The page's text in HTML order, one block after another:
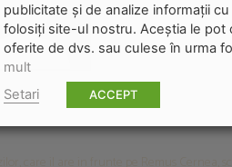
Verzilor"
publicitate și de analize informații
folosiți site-ul nostru. Aceștia le pot
oferite de dvs. sau culese în urma
mult
Setari
ACCEPT